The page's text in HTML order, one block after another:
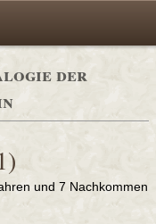
der
und 7 Nachkommen